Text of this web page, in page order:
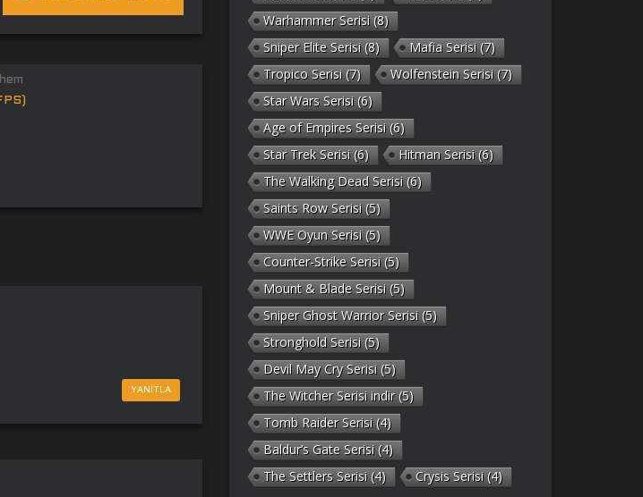
YANITLA
Warhammer Serisi (8)
Sniper Elite Serisi (8) Mafia Serisi (7)
Tropico Serisi (7) Wolfenstein Serisi (7)
Star Wars Serisi (6)
Age of Empires Serisi (6)
Star Trek Serisi (6) Hitman Serisi (6)
The Walking Dead Serisi (6)
Saints Row Serisi (5)
WWE Oyun Serisi (5)
Counter-Strike Serisi (5)
Mount & Blade Serisi (5)
Sniper Ghost Warrior Serisi (5)
Stronghold Serisi (5)
Devil May Cry Serisi (5)
The Witcher Serisi indir(5)
Tomb Raider Serisi (4)
Baldur’s Gate Serisi (4)
The Settlers Serisi (4) Crysis Serisi (4)